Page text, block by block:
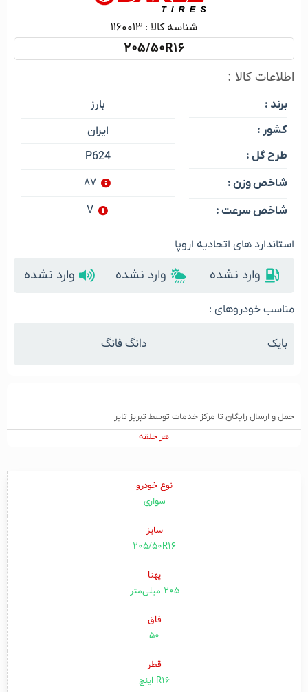
شناسه کالا :‌ ۱۱۶۰۰۱۳
205/50R16
اطلاعات کالا :
برند :
کشور :
طرح گل :
شاخص وزن :
شاخص سرعت :
بارز
ایران
P624
۸۷
V
استاندارد های اتحادیه اروپا
وارد نشده وارد نشده وارد نشده
مناسب خودروهای :
بایک دانگ فانگ
حمل و ارسال رایگان تا مرکز خدمات توسط تبریز تایر
هر حلقه
نوع خودرو
سواری
سایز
205/50R16
پهنا
۲۰۵ میلی‌متر
فاق
۵۰
قطر
R16 اینچ